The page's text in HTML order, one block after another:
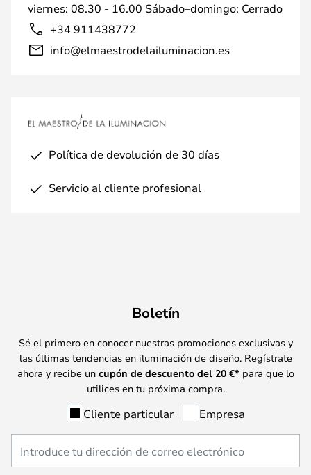
viernes: 08.30 - 16.00 Sábado–domingo: Cerrado
+34 911438772
info@elmaestrodelailuminacion.es
Política de devolución de 30 días
Servicio al cliente profesional
Boletín
Sé el primero en conocer nuestras promociones exclusivas y
las últimas tendencias en iluminación de diseño. Regístrate
ahora y recibe un cupón de descuento del 20 €* para que lo
utilices en tu próxima compra.
Cliente particular Empresa